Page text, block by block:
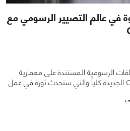
في عالم التصيير الرسومي مع
الرسومية المستندة على معمارية